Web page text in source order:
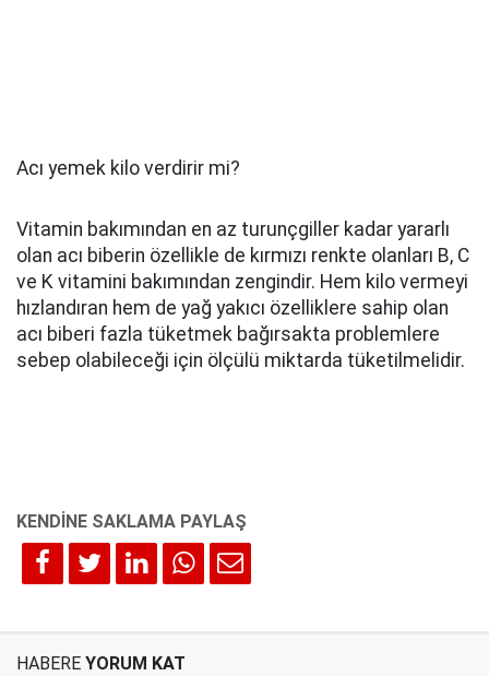
Acı yemek kilo verdirir mi?
Vitamin bakımından en az turunçgiller kadar yararlı
olan acı biberin özellikle de kırmızı renkte olanları B, C
ve K vitamini bakımından zengindir. Hem kilo vermeyi
hızlandıran hem de yağ yakıcı özelliklere sahip olan
acı biberi fazla tüketmek bağırsakta problemlere
sebep olabileceği için ölçülü miktarda tüketilmelidir.
HABERE YORUM KAT